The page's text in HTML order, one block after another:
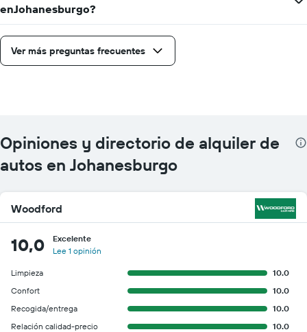
enJohanesburgo?
Ver más preguntas frecuentes
Opiniones y directorio de alquiler de
autos en Johanesburgo
Woodford
10,0
Excelente
Lee 1 opinión
Limpieza
10.0
Confort
10.0
Recogida/entrega
10.0
Relación calidad-precio
10.0